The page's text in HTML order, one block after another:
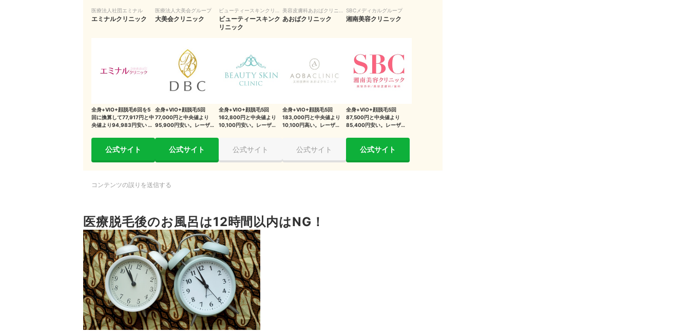
サウナ：肌の赤みや痒みの原因になる
運動：毛穴に雑菌が入りやすくなる
脱毛当日前後に入浴するときの注意点は？
施術直前はシャワーだけで済ませよう
施術直後はぬるめのシャワーなら大丈夫
翌日から湯船につかってOK
脱毛後のお風呂上がりのケア
おすすめの脱毛サロンを比較してみよう
セルフ脱毛・家庭用脱毛器についてはこちらをチェック
施術に関する主なリスク・副作用
検証時の評価方法について
検証①全身脱毛5回の安さ（VIO・顔込み）
検証②レーザーの種類数
検証③通いやすさ
医療法人社団エミナル
エミナルクリニック
全身+VIO+顔脱毛6回を5
回に換算して77,917円と中
央値より94,983円安い 。
公式サイト
医療法人大美会グループ
大美会クリニック
全身+VIO+顔脱毛5回
77,000円と中央値より
95,900円安い。レーザー
公式サイト
ビューティースキンクリニ
ック
ビューティースキンク
リニック
全身+VIO+顔脱毛5回
162,800円と中央値より
10,100円安い。レーザーの
公式サイト
美容皮膚科あおばクリニッ
ク
あおばクリニック
全身+VIO+顔脱毛5回
183,000円と中央値より
10,100円高い。レーザーの
公式サイト
SBCメディカルグループ
湘南美容クリニック
全身+VIO+顔脱毛5回
87,500円と中央値より
85,400円安い。レーザー
公式サイト
コンテンツの誤りを送信する
医療脱毛後のお風呂は12時間以内はNG！